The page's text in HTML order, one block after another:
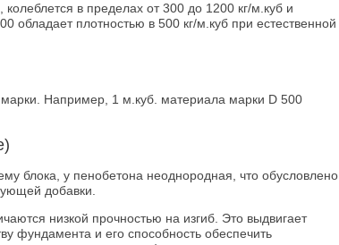
в пределах от 300 до 1200 кг/м.куб и
обладает плотностью в 500 кг/м.куб при естественной
марки. Например, 1 м.куб. материала марки D 500
блока, у пенобетона неоднородная, что обусловлено
добавки.
низкой прочностью на изгиб. Это выдвигает
фундамента и его способность обеспечить